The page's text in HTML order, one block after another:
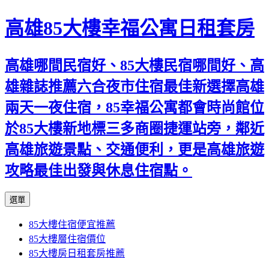
高雄85大樓幸福公寓日租套房
高雄哪間民宿好、85大樓民宿哪間好、高
雄雜誌推薦六合夜市住宿最佳新選擇高雄
兩天一夜住宿，85幸福公寓都會時尚館位
於85大樓新地標三多商圈捷運站旁，鄰近
高雄旅遊景點、交通便利，更是高雄旅遊
攻略最佳出發與休息住宿點。
選單
內
容
區
85大樓住宿便宜推薦
85大樓層住宿價位
85大樓房日租套房推薦